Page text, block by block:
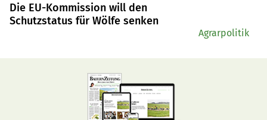
Branchen im Bundeshaus lobbyieren.
Die EU-Kommission will den
Schutzstatus für Wölfe senken
Agrarpolitik